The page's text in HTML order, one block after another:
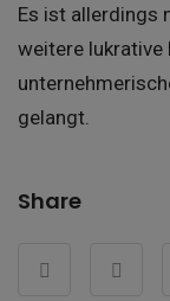
Es ist allerdings
weitere lukrative
gelangt.
Share